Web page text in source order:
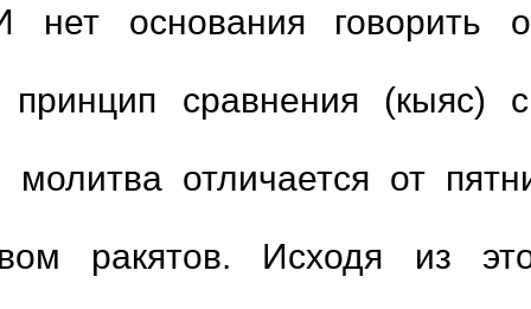
основания говорить
сравнения (кыяс)
отличается от
ракятов. Исходя из
1.
Время ночной
2.Совмещать
3.Ошибся в
4.Молитва за
его Аллах и да
братья».